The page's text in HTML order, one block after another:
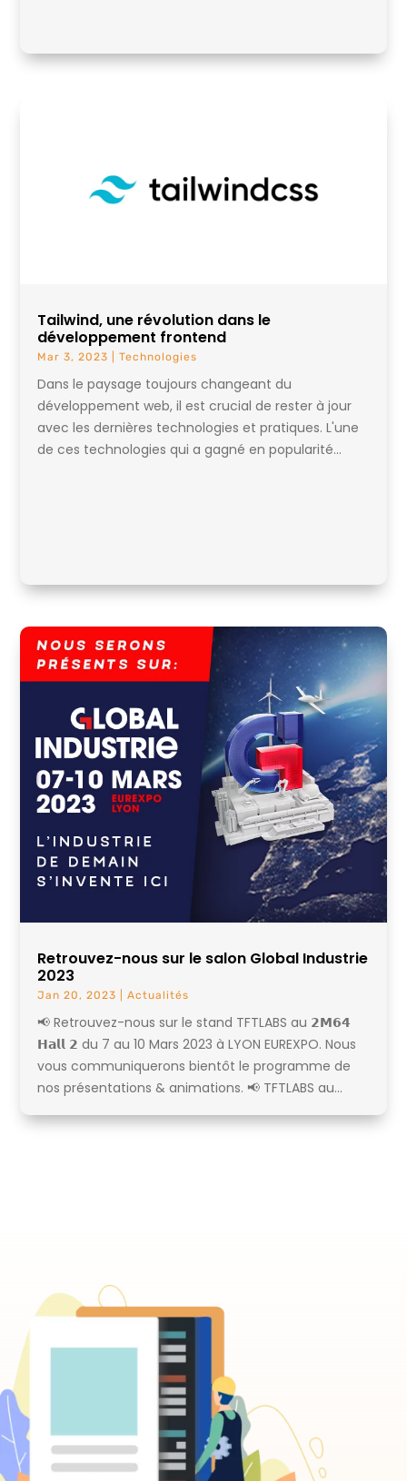
Tailwind, une révolution dans le
développement frontend
Mar 3, 2023 |Technologies
Dans le paysage toujours changeant du
développement web, il est crucial de rester à jour
avec les dernières technologies et pratiques. L'une
de ces technologies qui a gagné en popularité...
Retrouvez-nous sur le salon Global Industrie
2023
Jan 20, 2023 |Actualités
📢 Retrouvez-nous sur le stand TFTLABS au 𝟮𝗠𝟲𝟰
𝗛𝗮𝗹𝗹 𝟮 du 7 au 10 Mars 2023 à LYON EUREXPO. Nous
vous communiquerons bientôt le programme de
nos présentations & animations. 📢 TFTLABS au...